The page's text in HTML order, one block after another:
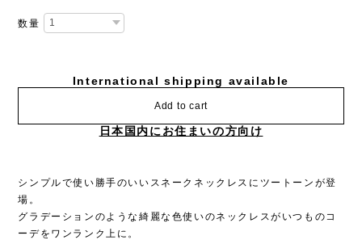
数量
International shipping available
Add to cart
日本国内にお住まいの方向け
シンプルで使い勝手のいいスネークネックレスにツートーンが登
場。
グラデーションのような綺麗な色使いのネックレスがいつものコ
ーデをワンランク上に。